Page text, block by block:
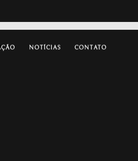
NOTÍCIAS CONTATO